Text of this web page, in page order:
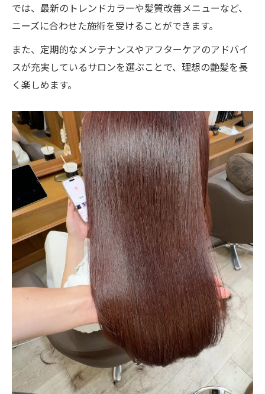
では、最新のトレンドカラーや髪質改善メニューなど、
ニーズに合わせた施術を受けることができます。
また、定期的なメンテナンスやアフターケアのアドバイ
スが充実しているサロンを選ぶことで、理想の艶髪を長
く楽しめます。